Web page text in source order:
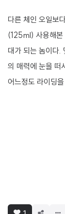
다른 체인 오일보
(125ml) 사용해본
대가 되는 놈이다.
의 매력에 눈을 떠
어느정도 라이딩